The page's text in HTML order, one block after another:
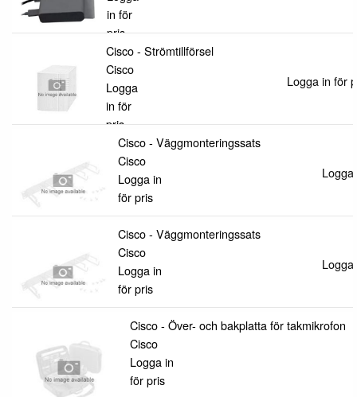
in för
pris
Cisco - Strömtillförsel
Cisco
Logga
in för
pris
Logga in för
Cisco - Väggmonteringssats
Cisco
Logga in
för pris
Cisco - Väggmonteringssats
Cisco
Logga in
för pris
Cisco - Över- och bakplatta för takmikrofon
Cisco
Logga in
för pris